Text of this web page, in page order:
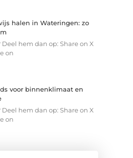
halen in Wateringen: zo
hem dan op: Share on X
on
voor binnenklimaat en
hem dan op: Share on X
on